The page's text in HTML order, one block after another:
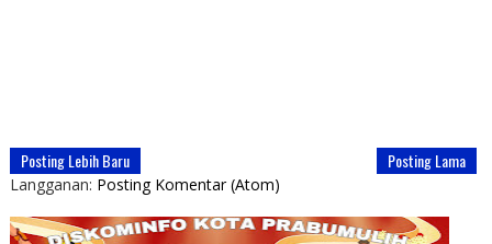
Posting Lebih Baru Posting Lama
Langganan: Posting Komentar (Atom)